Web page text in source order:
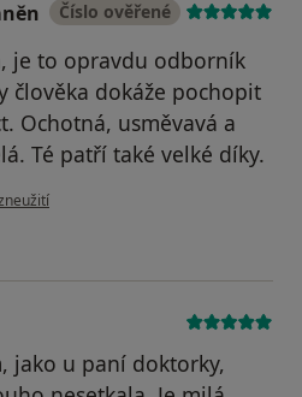
Číslo ověřené
je to opravdu odborník
člověka dokáže pochopit
Ochotná, usměvavá a
Té patří také velké díky.
uživatele Váš účet byl odstraněn
jako u paní doktorky,